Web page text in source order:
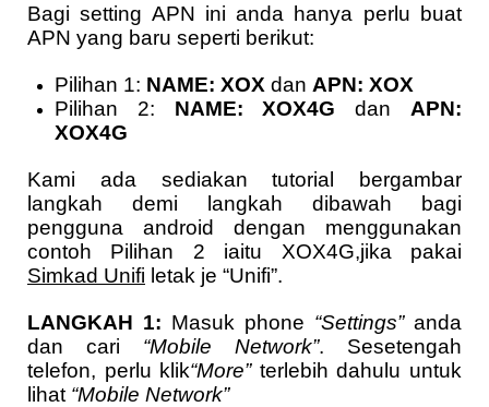
Bagi setting APN ini anda hanya perlu buat
APN yang baru seperti berikut:
Pilihan 1: NAME: XOX dan APN: XOX
Pilihan 2: NAME: XOX4G dan APN:
XOX4G
Kami ada sediakan tutorial bergambar
langkah demi langkah dibawah bagi
pengguna android dengan menggunakan
contoh Pilihan 2 iaitu XOX4G,jika pakai
Simkad Unifi letak je “Unifi”.
LANGKAH 1: Masuk phone “Settings”anda
dan cari “Mobile Network”. Sesetengah
telefon, perlu klik“More”terlebih dahulu untuk
lihat “Mobile Network”